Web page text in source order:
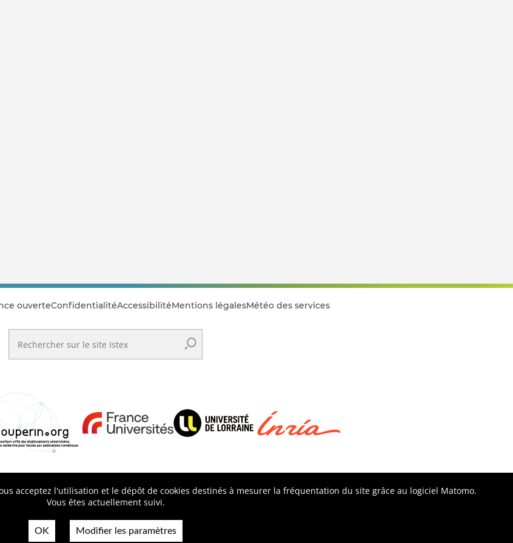
ouverteConfidentialitéAccessibilitéMentions légalesMétéo des services
acceptez l'utilisation et le dépôt de cookies destinés à mesurer la fréquentation du site grâce au logiciel Matomo.
Vous êtes actuellement suivi.
OK Modifier les paramètres